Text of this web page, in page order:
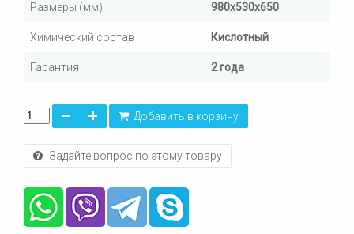
Размеры (мм) 980х530х650
Химический состав Кислотный
Гарантия 2 года
Добавить в корзину
Задайте вопрос по этому товару